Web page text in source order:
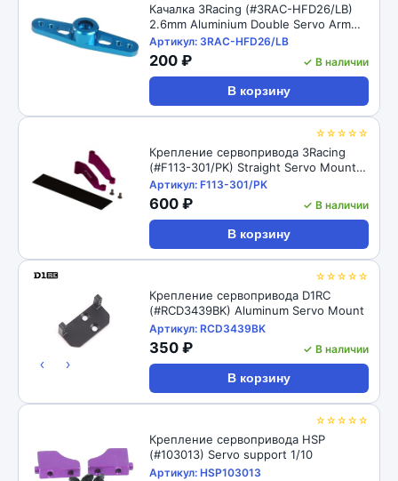
Качалка 3Racing (#3RAC-HFD26/LB)
2.6mm Aluminium Double Servo Arm
For Futaba - Light Blue
Артикул: 3RAC-HFD26/LB
200 ₽ ✓ В наличии
В корзину
☆☆☆☆☆
Крепление сервопривода 3Racing
(#F113-301/PK) Straight Servo Mount
For F113
Артикул: F113-301/PK
600 ₽ ✓ В наличии
В корзину
☆☆☆☆☆
‹ ›
Крепление сервопривода D1RC
(#RCD3439BK) Aluminum Servo Mount
Артикул: RCD3439BK
350 ₽ ✓ В наличии
В корзину
☆☆☆☆☆
Крепление сервопривода HSP
(#103013) Servo support 1/10
Артикул: HSP103013